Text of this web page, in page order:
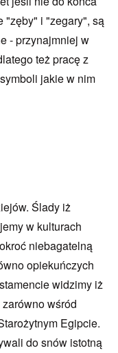
"zęby" i "zegary", są
- przynajmniej w
też pracę z
jakie w nim
Ślady iż
w kulturach
niebagatelną
opiekuńczych
widzimy iż
wśród
Egipcie.
do snów istotną